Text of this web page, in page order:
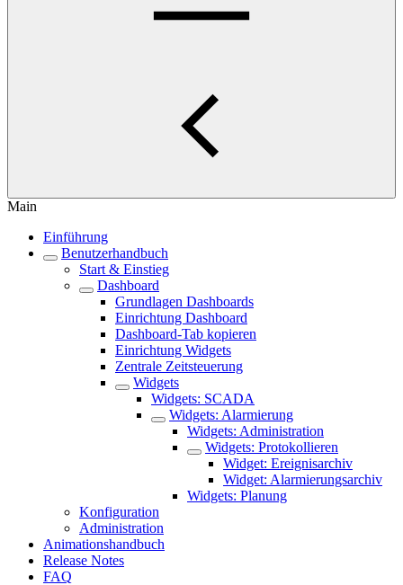
Main
Einführung
Benutzerhandbuch
Start & Einstieg
Dashboard
Grundlagen Dashboards
Einrichtung Dashboard
Dashboard-Tab kopieren
Einrichtung Widgets
Zentrale Zeitsteuerung
Widgets
Widgets: SCADA
Widgets: Alarmierung
Widgets: Administration
Widgets: Protokollieren
Widget: Ereignisarchiv
Widget: Alarmierungsarchiv
Widgets: Planung
Konfiguration
Administration
Animationshandbuch
Release Notes
FAQ